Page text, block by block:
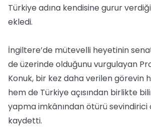
Türkiye adına kendisine gurur
ekledi.
İngiltere’de mütevelli heyetinin
de üzerinde olduğunu vurgulayan
Konuk, bir kez daha verilen görevin
hem de Türkiye açısından birlikte
yapma imkânından ötürü sevindirici
kaydetti.